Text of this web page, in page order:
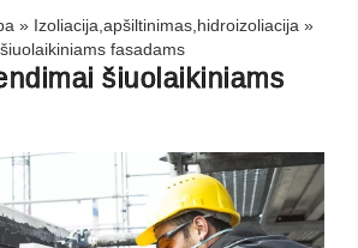
» Izoliacija,apšiltinimas,hidroizoliacija »
fasadams
šiuolaikiniams